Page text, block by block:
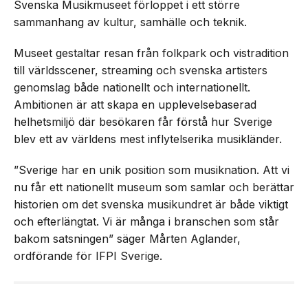
Svenska Musikmuseet förloppet i ett större
sammanhang av kultur, samhälle och teknik.
Museet gestaltar resan från folkpark och vistradition
till världsscener, streaming och svenska artisters
genomslag både nationellt och internationellt.
Ambitionen är att skapa en upplevelsebaserad
helhetsmiljö där besökaren får förstå hur Sverige
blev ett av världens mest inflytelserika musikländer.
”Sverige har en unik position som musiknation. Att vi
nu får ett nationellt museum som samlar och berättar
historien om det svenska musikundret är både viktigt
och efterlängtat. Vi är många i branschen som står
bakom satsningen” säger Mårten Aglander,
ordförande för IFPI Sverige.